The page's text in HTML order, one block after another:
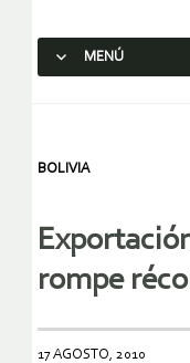
MENÚ
BOLIVIA
rompe
17 AGOSTO, 2010